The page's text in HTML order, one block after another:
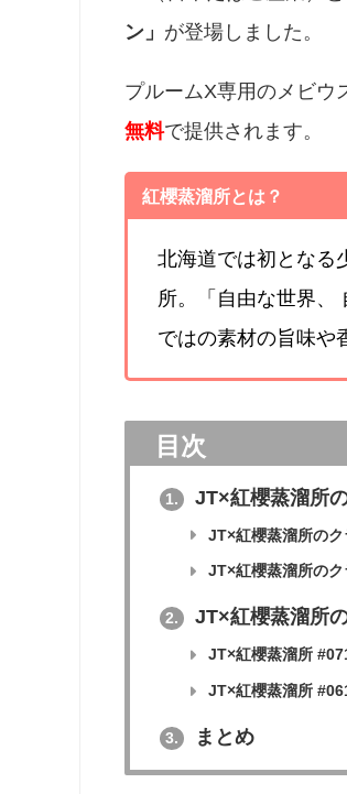
ン」 が登場しました。
プルームX専用のメビウ
無料で提供されます。
紅櫻蒸溜所とは？
北海道では初となる
所。「自由な世界、
ではの素材の旨味や
目次
1. JT×紅櫻蒸溜所
JT×紅櫻蒸溜所の
JT×紅櫻蒸溜所の
2. JT×紅櫻蒸溜所
JT×紅櫻蒸溜所
JT×紅櫻蒸溜所
3. まとめ